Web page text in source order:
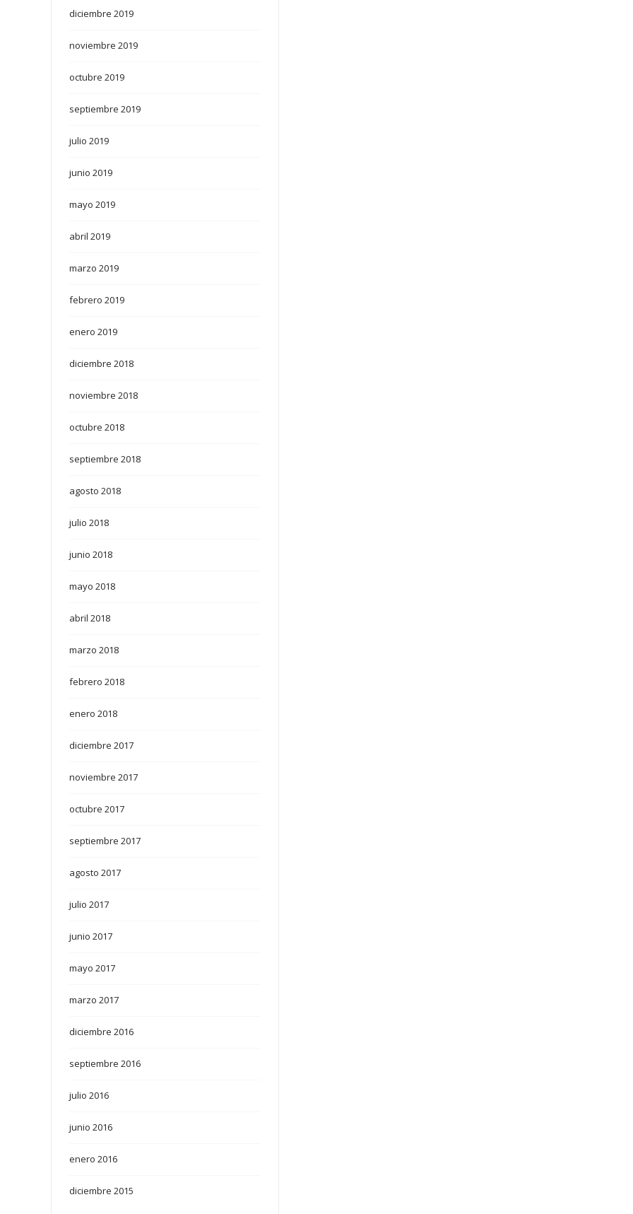
diciembre 2019
noviembre 2019
octubre 2019
septiembre 2019
julio 2019
junio 2019
mayo 2019
abril 2019
marzo 2019
febrero 2019
enero 2019
diciembre 2018
noviembre 2018
octubre 2018
septiembre 2018
agosto 2018
julio 2018
junio 2018
mayo 2018
abril 2018
marzo 2018
febrero 2018
enero 2018
diciembre 2017
noviembre 2017
octubre 2017
septiembre 2017
agosto 2017
julio 2017
junio 2017
mayo 2017
marzo 2017
diciembre 2016
septiembre 2016
julio 2016
junio 2016
enero 2016
diciembre 2015